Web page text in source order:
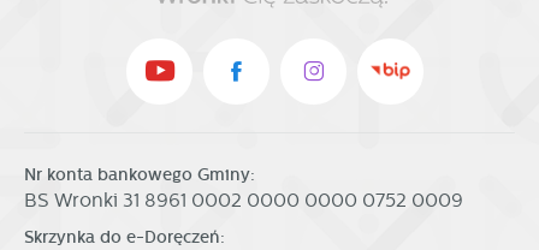
Nr konta bankowego Gminy:
BS Wronki 31 8961 0002 0000 0000 0752 0009
Skrzynka do e-Doręczeń: